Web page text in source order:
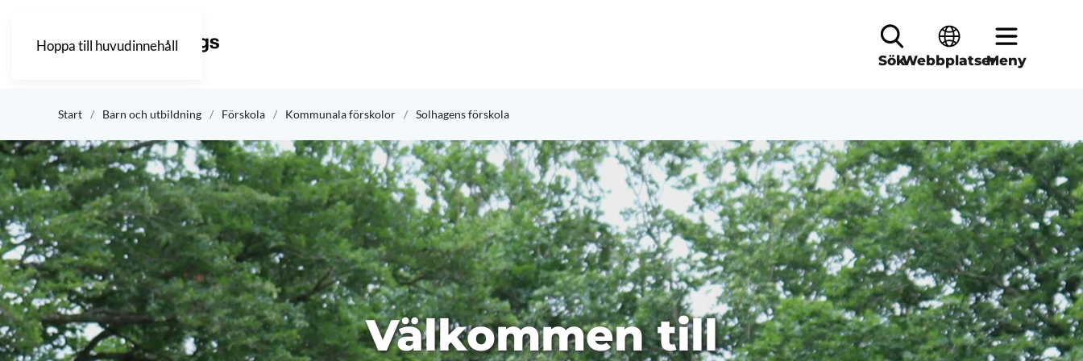
Hoppa till huvudinnehåll
SökWebbplatserMeny
Start Barn och utbildning Förskola Kommunala förskolor Solhagens förskola
Välkommen till